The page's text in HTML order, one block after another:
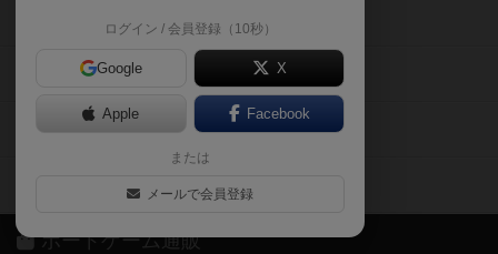
ログイン / 会員登録（10秒）
Google X
Apple Facebook
または
メールで会員登録
掲示板・トピックス
ボドとも・会員一覧
ボードゲーム業界コラム
ボドゲーマご利用案内
ボードゲーム通販